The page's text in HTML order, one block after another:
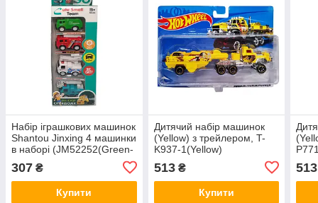
Набір іграшкових машинок
Shantou Jinxing 4 машинки
в наборі (JM52252(Green-
307 ₴
Купити
Дитячий набір машинок
(Yellow) з трейлером, T-
K937-1(Yellow)
513₴
Купити
513